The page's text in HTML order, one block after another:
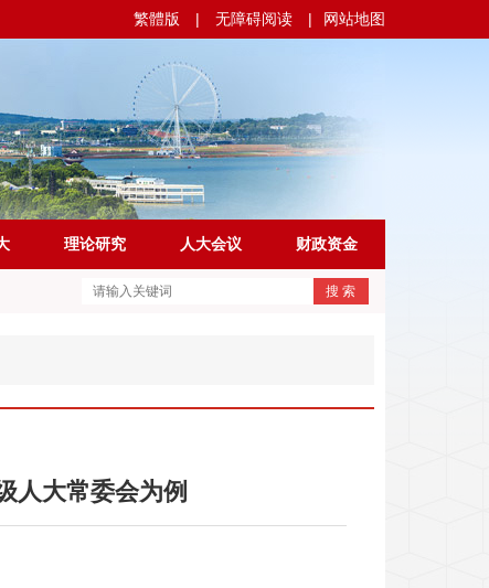
繁體版 | 无障碍阅读 | 网站地图
理论研究 人大会议 财政资金
搜 索
人大常委会为例